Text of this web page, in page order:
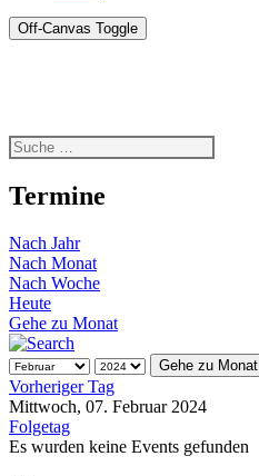
Off-Canvas Toggle
Termine
Nach Jahr
Nach Monat
Nach Woche
Heute
Gehe zu Monat
Gehe zu Monat
Vorheriger Tag
Mittwoch, 07. Februar 2024
Folgetag
Es wurden keine Events gefunden